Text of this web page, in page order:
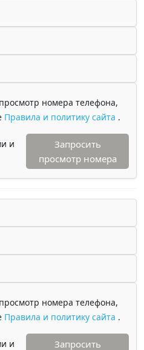
номера телефона,
Правила и политику сайта .
и
Запросить
просмотр номера
номера телефона,
Правила и политику сайта .
и
Запросить